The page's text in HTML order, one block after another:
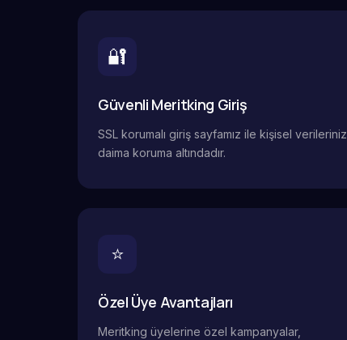
🔐
Güvenli Meritking Giriş
SSL korumalı giriş sayfamız ile kişisel verileriniz
daima koruma altındadır.
⭐
Özel Üye Avantajları
Meritking üyelerine özel kampanyalar,